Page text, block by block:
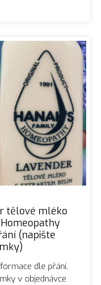
tělové mléko
(napište
dle přání.
v objednávce